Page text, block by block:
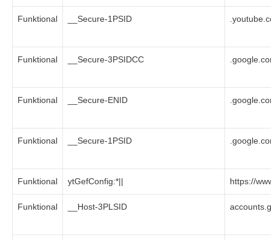
Funktional __Secure-1PSID
Funktional __Secure-3PSIDCC
Funktional __Secure-ENID
Funktional __Secure-1PSID
Funktional ytGefConfig:*|| https://
Funktional __Host-3PLSID